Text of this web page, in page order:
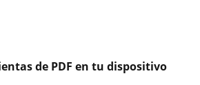
de PDF en tu dispositivo